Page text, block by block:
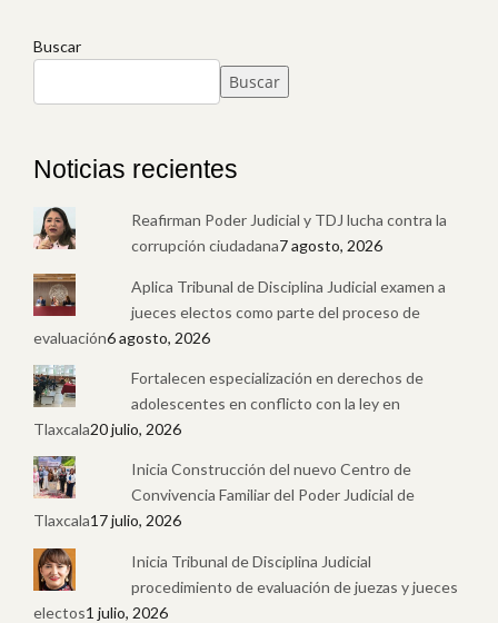
Buscar
Buscar
Noticias recientes
Reafirman Poder Judicial y TDJ lucha contra la
corrupción ciudadana7 agosto, 2026
Aplica Tribunal de Disciplina Judicial examen a
jueces electos como parte del proceso de
evaluación6 agosto, 2026
Fortalecen especialización en derechos de
adolescentes en conflicto con la ley en
Tlaxcala20 julio, 2026
Inicia Construcción del nuevo Centro de
Convivencia Familiar del Poder Judicial de
Tlaxcala17 julio, 2026
Inicia Tribunal de Disciplina Judicial
procedimiento de evaluación de juezas y jueces
electos1 julio, 2026